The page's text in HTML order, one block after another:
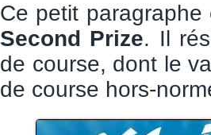
Ce petit
Second Prize. Il
de course, dont le
de course hors-